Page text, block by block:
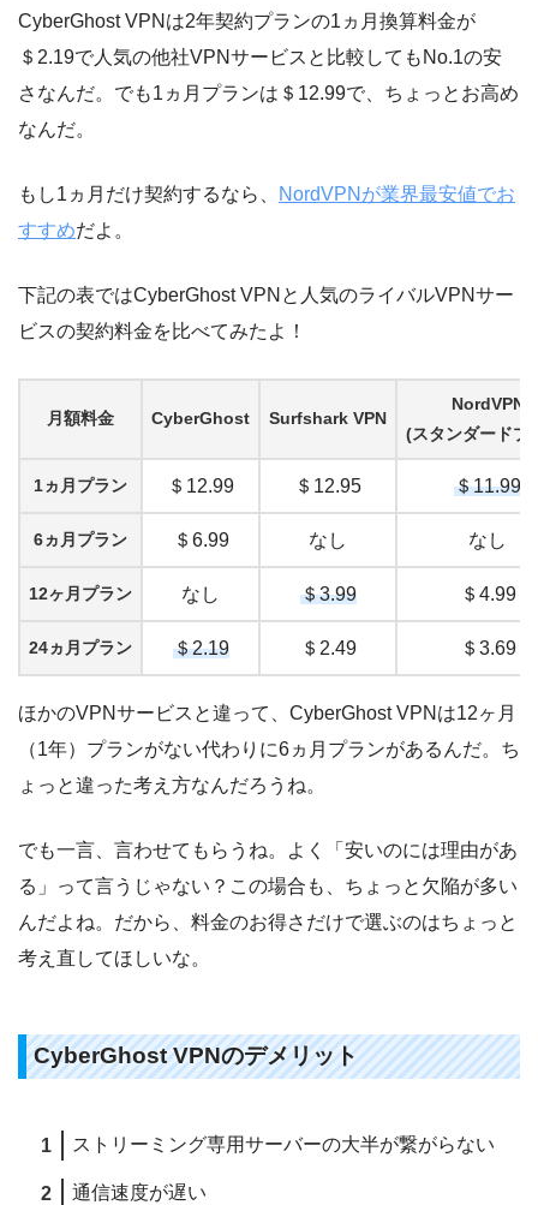
CyberGhost VPNは2年契約プランの1ヵ月換算料金が
＄2.19で人気の他社VPNサービスと比較してもNo.1の安
さなんだ。でも1ヵ月プランは＄12.99で、ちょっとお高め
なんだ。
もし1ヵ月だけ契約するなら、
NordVPNが業界最安値でお
すすめだよ。
下記の表ではCyberGhost VPNと人気のライバルVPNサー
ビスの契約料金を比べてみたよ！
月額料金 CyberGhost Surfshark VPN
NordVPN
(スタンダードプ
1ヵ月プラン ＄12.99 ＄12.95 ＄11.99
6ヵ月プラン ＄6.99 なし なし
12ヶ月プラン なし ＄3.99 ＄4.99
24ヵ月プラン ＄2.19 ＄2.49 ＄3.69
ほかのVPNサービスと違って、CyberGhost VPNは12ヶ月
（1年）プランがない代わりに6ヵ月プランがあるんだ。ち
ょっと違った考え方なんだろうね。
でも一言、言わせてもらうね。よく「安いのには理由があ
る」って言うじゃない？この場合も、ちょっと欠陥が多い
んだよね。だから、料金のお得さだけで選ぶのはちょっと
考え直してほしいな。
CyberGhost VPNのデメリット
ストリーミング専用サーバーの大半が繋がらない
通信速度が遅い